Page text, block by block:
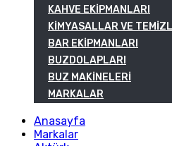
KAHVE EKIPMANLARI
KIMYASALLAR VE
BAR EKIPMANLARI
BUZDOLAPLARI
BUZ MAKINELERI
MARKALAR
Anasayfa
Markalar